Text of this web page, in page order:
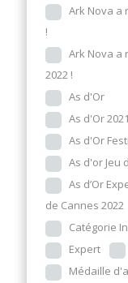
Ark Nova a
!
Ark Nova a
2022 !
As d'Or
As d'Or
As d'Or
As d'or Jeu
As d’Or
de Cannes 2022
Catégorie
Expert
Médaille